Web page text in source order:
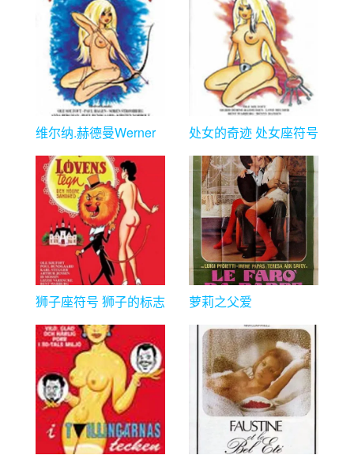
维尔纳.赫德曼Werner
处女的奇迹 处女座符号
狮子座符号 狮子的标志
萝莉之父爱